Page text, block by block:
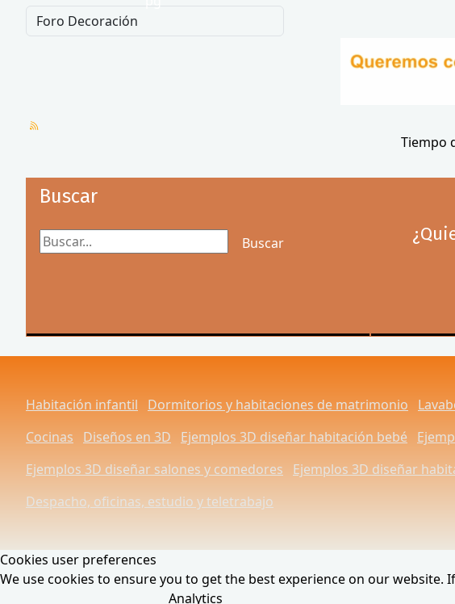
Tiempo
Buscar
Buscar... Buscar
Habitación infantil Dormitorios y habitaciones de matrimonio
Cocinas
Diseños en 3D Ejemplos 3D diseñar habitación bebé
Ejemplos 3D diseñar salones y comedores
Ejemplos 3D diseñar
Despacho, oficinas, estudio y teletrabajo
Cookies user preferences
We use cookies to ensure you to get the best experience on our
Analytics